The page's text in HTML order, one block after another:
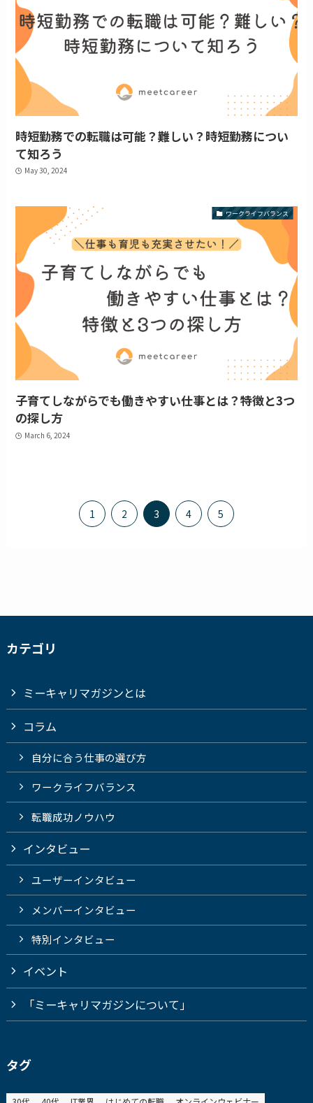
時短勤務での転職は可能？難しい？時短勤務につい
て知ろう
May 30, 2024
ワークライフバランス
子育てしながらでも働きやすい仕事とは？特徴と3つ
の探し方
March 6, 2024
1 2 3 4 5
カテゴリ
ミーキャリマガジンとは
コラム
自分に合う仕事の選び方
ワークライフバランス
転職成功ノウハウ
インタビュー
ユーザーインタビュー
メンバーインタビュー
特別インタビュー
イベント
「ミーキャリマガジンについて」
タグ